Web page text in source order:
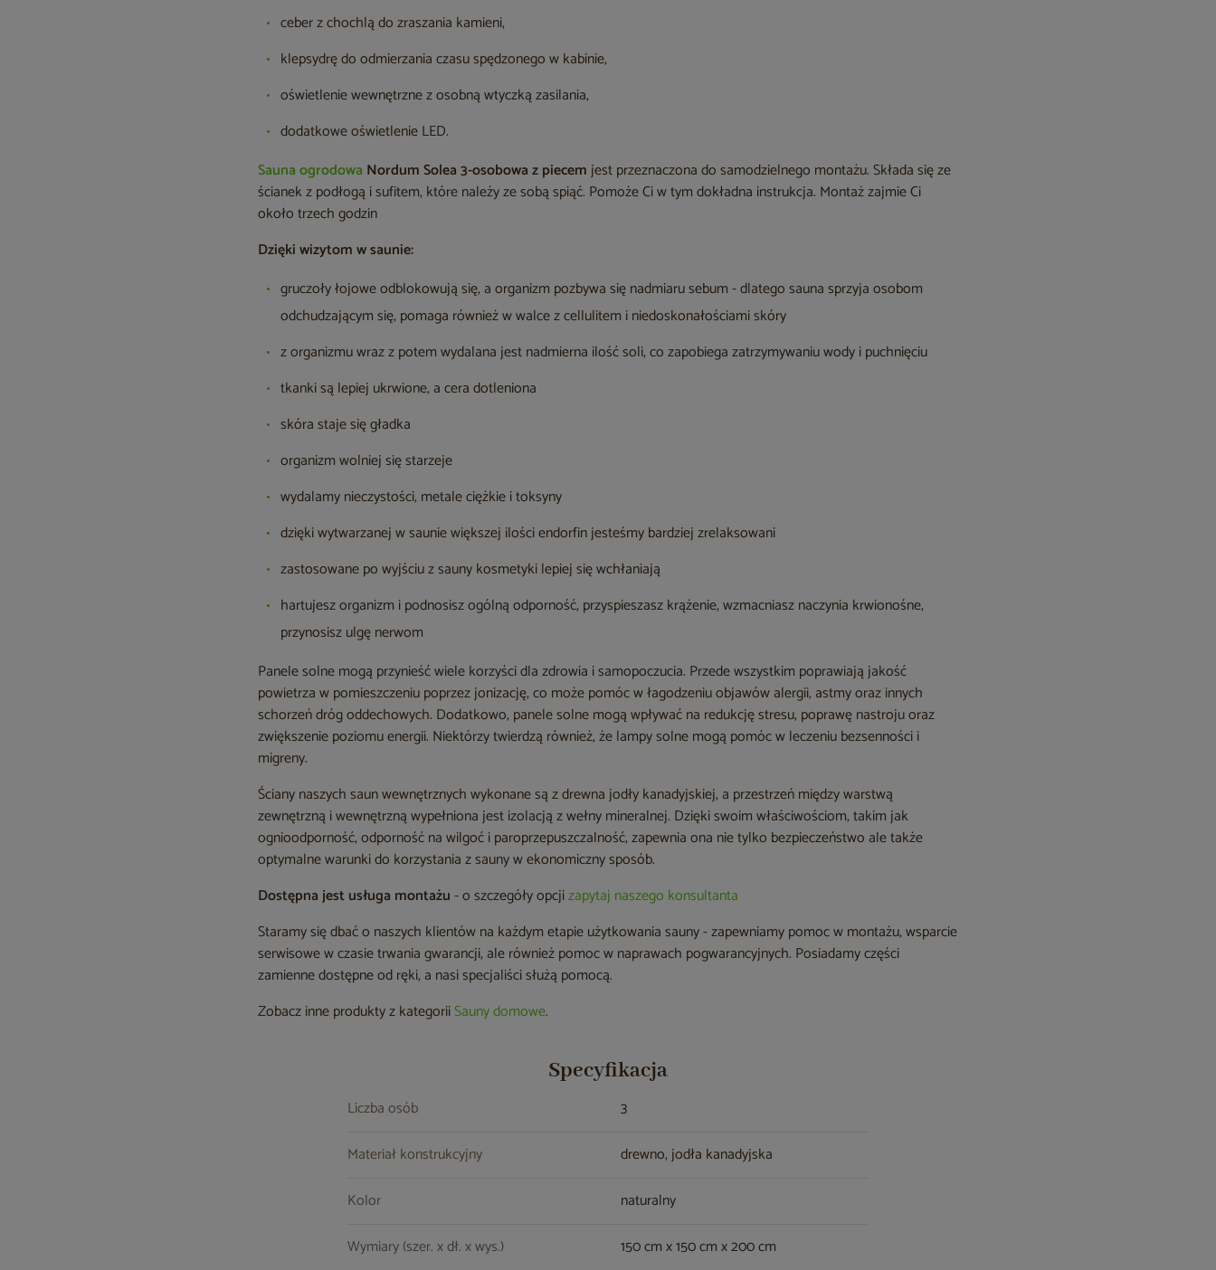
ceber z chochlą do zraszania kamieni,
klepsydrę do odmierzania czasu spędzonego w kabinie,
oświetlenie wewnętrzne z osobną wtyczką zasilania,
dodatkowe oświetlenie LED.
Sauna ogrodowa Nordum Solea 3-osobowa z piecemjest przeznaczona do samodzielnego montażu. Składa się ze
ścianek z podłogą i sufitem, które należy ze sobą spiąć. Pomoże Ci w tym dokładna instrukcja. Montaż zajmie Ci
około trzech godzin
Dzięki wizytom w saunie:
gruczoły łojowe odblokowują się, a organizm pozbywa się nadmiaru sebum - dlatego sauna sprzyja osobom
odchudzającym się, pomaga również w walce z cellulitem i niedoskonałościami skóry
z organizmu wraz z potem wydalana jest nadmierna ilość soli, co zapobiega zatrzymywaniu wody i puchnięciu
tkanki są lepiej ukrwione, a cera dotleniona
skóra staje się gładka
organizm wolniej się starzeje
wydalamy nieczystości, metale ciężkie i toksyny
dzięki wytwarzanej w saunie większej ilości endorfin jesteśmy bardziej zrelaksowani
zastosowane po wyjściu z sauny kosmetyki lepiej się wchłaniają
hartujesz organizm i podnosisz ogólną odporność, przyspieszasz krążenie, wzmacniasz naczynia krwionośne,
przynosisz ulgę nerwom
Panele solne mogą przynieść wiele korzyści dla zdrowia i samopoczucia. Przede wszystkim poprawiają jakość
powietrza w pomieszczeniu poprzez jonizację, co może pomóc w łagodzeniu objawów alergii, astmy oraz innych
schorzeń dróg oddechowych. Dodatkowo, panele solne mogą wpływać na redukcję stresu, poprawę nastroju oraz
zwiększenie poziomu energii. Niektórzy twierdzą również, że lampy solne mogą pomóc w leczeniu bezsenności i
migreny.
Ściany naszych saun wewnętrznych wykonane są z drewna jodły kanadyjskiej, a przestrzeń między warstwą
zewnętrzną i wewnętrzną wypełniona jest izolacją z wełny mineralnej. Dzięki swoim właściwościom, takim jak
ognioodporność, odporność na wilgoć i paroprzepuszczalność, zapewnia ona nie tylko bezpieczeństwo ale także
optymalne warunki do korzystania z sauny w ekonomiczny sposób.
Dostępna jest usługa montażu- o szczegóły opcjizapytaj naszego konsultanta
Staramy się dbać o naszych klientów na każdym etapie użytkowania sauny - zapewniamy pomoc w montażu, wsparcie
serwisowe w czasie trwania gwarancji, ale również pomoc w naprawach pogwarancyjnych. Posiadamy części
zamienne dostępne od ręki, a nasi specjaliści służą pomocą.
Zobacz inne produkty z kategoriiSauny domowe.
Specyfikacja
Liczba osób
3
Materiał konstrukcyjny
drewno, jodła kanadyjska
Kolor
naturalny
Wymiary (szer. x dł. x wys.)
150 cm x 150 cm x 200 cm